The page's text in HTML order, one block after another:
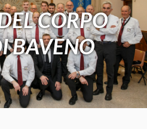
CORPO
BAVENO